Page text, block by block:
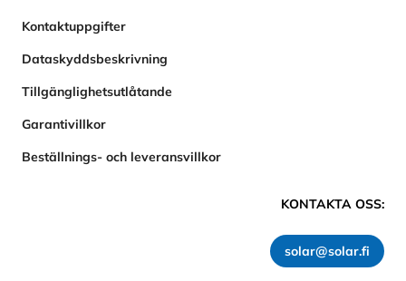
Kontaktuppgifter
Dataskyddsbeskrivning
Tillgänglighetsutlåtande
Garantivillkor
Beställnings- och leveransvillkor
KONTAKTA OSS:
solar@solar.fi